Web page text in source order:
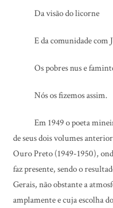
Da visão do licorne
E da comunidade com
Os pobres nus e
Nós os fizemos assim.
Em 1949 o poeta mineiro
de seus dois volumes
Ouro Preto (1949-1950),
faz presente, sendo o
Gerais, não obstante a
amplamente e cuja escolha